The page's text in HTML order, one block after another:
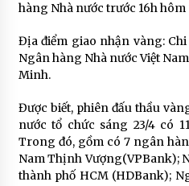
hàng Nhà nước trước 16h hôm
Địa điểm giao nhận vàng:
Ngân hàng Nhà nước Việt
Minh.
Được biết, phiên đấu thầu
nước tổ chức sáng 23/4 có
Trong đó, gồm có 7 ngân
Nam Thịnh Vượng(VPBank);
thành phố HCM (HDBank);